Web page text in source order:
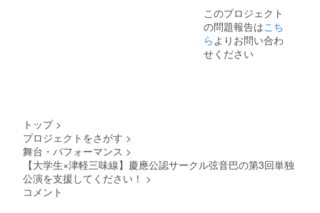
ドビデ
オ（約
30分/練
習風景
やリハ
けでし
か見る
このプロジェクト
の問題報告はこち
らよりお問い合わ
せください
トップ >
プロジェクトをさがす >
舞台・パフォーマンス >
【大学生×津軽三味線】慶應公認サークル弦音巴の第3回単独
公演を支援してください！ >
コメント